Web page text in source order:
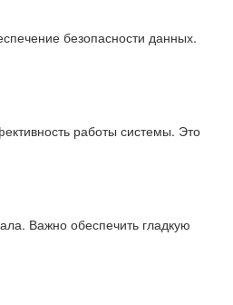
безопасности данных.
работы системы. Это
Важно обеспечить гладкую